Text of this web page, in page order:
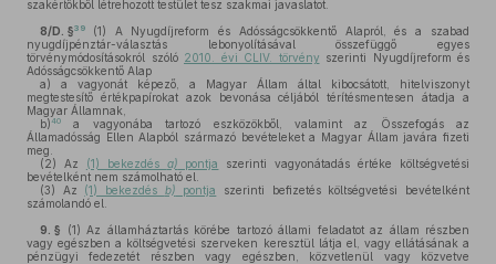
szakértőkből létrehozott testület tesz szakmai javaslatot.
8/D. §39 (1) A Nyugdíjreform és Adósságcsökkentő Alapról, és a szabad
nyugdíjpénztár-választás lebonyolításával összefüggő egyes
törvénymódosításokról szóló 2010. évi CLIV. törvény szerinti Nyugdíjreform és
Adósságcsökkentő Alap
a) a vagyonát képező, a Magyar Állam által kibocsátott, hitelviszonyt
megtestesítő értékpapírokat azok bevonása céljából térítésmentesen átadja a
Magyar Államnak,
b)40
a vagyonába tartozó eszközökből, valamint az Összefogás az
Államadósság Ellen Alapból származó bevételeket a Magyar Állam javára fizeti
meg.
(2) Az (1) bekezdés a) pontja
szerinti vagyonátadás értéke költségvetési
bevételként nem számolható el.
(3) Az (1) bekezdés b) pontja
szerinti befizetés költségvetési bevételként
számolandó el.
9. § (1) Az államháztartás körébe tartozó állami feladatot az állam részben
vagy egészben a költségvetési szerveken keresztül látja el, vagy ellátásának a
pénzügyi fedezetét részben vagy egészben, közvetlenül vagy közvetve